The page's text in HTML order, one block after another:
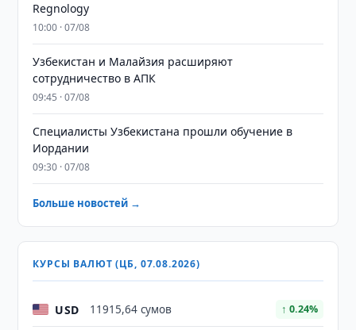
Regnology
10:00 · 07/08
Узбекистан и Малайзия расширяют
сотрудничество в АПК
09:45 · 07/08
Специалисты Узбекистана прошли обучение в
Иордании
09:30 · 07/08
Больше новостей →
КУРСЫ ВАЛЮТ (ЦБ, 07.08.2026)
USD 11915,64 сумов ↑ 0.24%